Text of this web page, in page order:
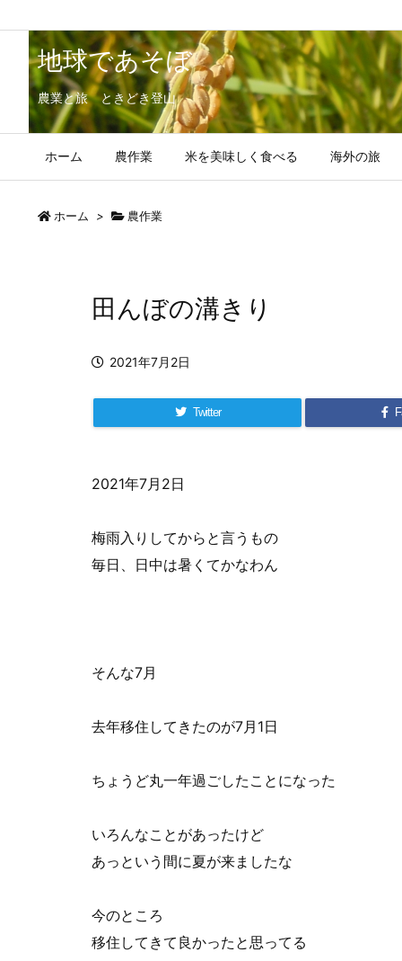
地球であそぼ
農業と旅 ときどき登山
ホーム 農作業 米を美味しく食べる 海外の旅
ホーム > 農作業
田んぼの溝きり
2021年7月2日
Twitter
2021年7月2日
梅雨入りしてからと言うもの
毎日、日中は暑くてかなわん
そんな7月
去年移住してきたのが7月1日
ちょうど丸一年過ごしたことになった
いろんなことがあったけど
あっという間に夏が来ましたな
今のところ
移住してきて良かったと思ってる